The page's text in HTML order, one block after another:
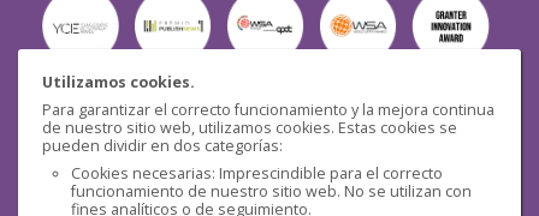
Utilizamos cookies.
Para garantizar el correcto funcionamiento y la mejora continua
de nuestro sitio web, utilizamos cookies. Estas cookies se
pueden dividir en dos categorías:
Cookies necesarias: Imprescindible para el correcto
funcionamiento de nuestro sitio web. No se utilizan con
fines analíticos o de seguimiento.
Seguridad